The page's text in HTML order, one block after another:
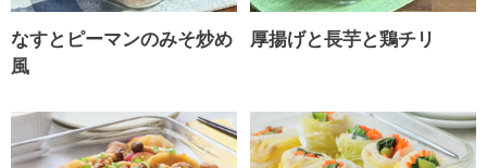
なすとピーマンのみそ炒め
風
厚揚げと長芋と鶏チリ